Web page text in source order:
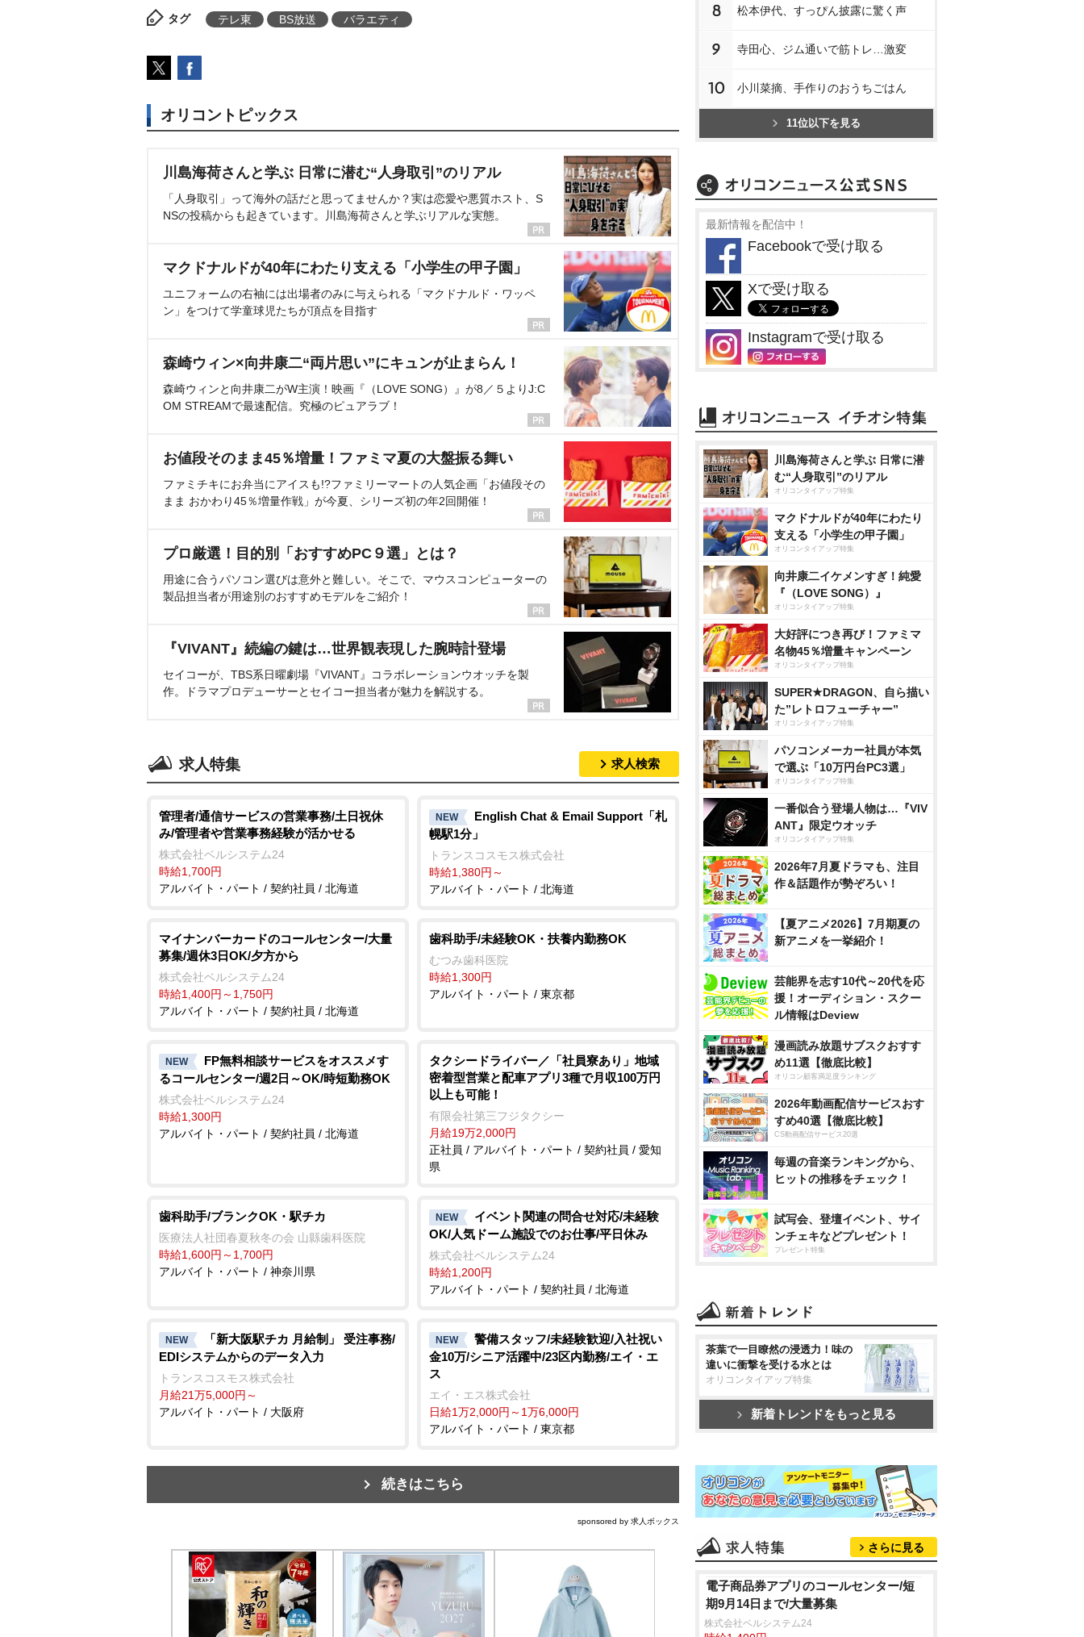
タグ テレ東 BS放送 バラエティ
オリコントピックス
川島海荷さんと学ぶ 日常に潜む“人身取引”のリアル
「人身取引」って海外の話だと思ってませんか？実は恋愛や悪質ホスト、S
NSの投稿からも起きています。川島海荷さんと学ぶリアルな実態。
マクドナルドが40年にわたり支える「小学生の甲子園」
ユニフォームの右袖には出場者のみに与えられる「マクドナルド・ワッペ
ン」をつけて学童球児たちが頂点を目指す
森崎ウィン×向井康二“両片思い”にキュンが止まらん！
森崎ウィンと向井康二がW主演！映画『（LOVE SONG）』が8／５よりJ:C
OM STREAMで最速配信。究極のピュアラブ！
お値段そのまま45％増量！ファミマ夏の大盤振る舞い
ファミチキにお弁当にアイスも!?ファミリーマートの人気企画「お値段その
まま おかわり45％増量作戦」が今夏、シリーズ初の年2回開催！
プロ厳選！目的別「おすすめPC９選」とは？
用途に合うパソコン選びは意外と難しい。そこで、マウスコンピューターの
製品担当者が用途別のおすすめモデルをご紹介！
『VIVANT』続編の鍵は…世界観表現した腕時計登場
セイコーが、TBS系日曜劇場『VIVANT』コラボレーションウオッチを製
作。ドラマプロデューサーとセイコー担当者が魅力を解説する。
求人特集 求人検索
管理者/通信サービスの営業事務/土日祝休
み/管理者や営業事務経験が活かせる
株式会社ベルシステム24
時給1,700円
アルバイト・パート / 契約社員 / 北海道
NEW
English Chat & Email Support「札
幌駅1分」
トランスコスモス株式会社
時給1,380円～
アルバイト・パート / 北海道
マイナンバーカードのコールセンター/大量
募集/週休3日OK/夕方から
株式会社ベルシステム24
時給1,400円～1,750円
アルバイト・パート / 契約社員 / 北海道
歯科助手/未経験OK・扶養内勤務OK
むつみ歯科医院
時給1,300円
アルバイト・パート / 東京都
NEW
FP無料相談サービスをオススメす
るコールセンター/週2日～OK/時短勤務OK
株式会社ベルシステム24
時給1,300円
アルバイト・パート / 契約社員 / 北海道
タクシードライバー／「社員寮あり」地域
密着型営業と配車アプリ3種で月収100万円
以上も可能！
有限会社第三フジタクシー
月給19万2,000円
正社員 / アルバイト・パート / 契約社員 / 愛知
県
歯科助手/ブランクOK・駅チカ
医療法人社団春夏秋冬の会 山縣歯科医院
時給1,600円～1,700円
アルバイト・パート / 神奈川県
NEW
イベント関連の問合せ対応/未経験
OK/人気ドーム施設でのお仕事/平日休み
株式会社ベルシステム24
時給1,200円
アルバイト・パート / 契約社員 / 北海道
NEW
「新大阪駅チカ 月給制」 受注事務/
EDIシステムからのデータ入力
トランスコスモス株式会社
月給21万5,000円～
アルバイト・パート / 大阪府
NEW
警備スタッフ/未経験歓迎/入社祝い
金10万/シニア活躍中/23区内勤務/エイ・エ
ス
エイ・エス株式会社
日給1万2,000円～1万6,000円
アルバイト・パート / 東京都
続きはこちら
sponsored by 求人ボックス
8 松本伊代、すっぴん披露に驚く声
9 寺田心、ジム通いで筋トレ…激変
10 小川菜摘、手作りのおうちごはん
11位以下を見る
最新情報を配信中！
Facebookで受け取る
Xで受け取る
Instagramで受け取る
川島海荷さんと学ぶ 日常に潜
む“人身取引”のリアル
オリコンタイアップ特集
マクドナルドが40年にわたり
支える「小学生の甲子園」
オリコンタイアップ特集
向井康二イケメンすぎ！純愛
『（LOVE SONG）』
オリコンタイアップ特集
大好評につき再び！ファミマ
名物45％増量キャンペーン
オリコンタイアップ特集
SUPER★DRAGON、自ら描い
た”レトロフューチャー”
オリコンタイアップ特集
パソコンメーカー社員が本気
で選ぶ「10万円台PC3選」
オリコンタイアップ特集
一番似合う登場人物は…『VIV
ANT』限定ウオッチ
オリコンタイアップ特集
2026年7月夏ドラマも、注目
作＆話題作が勢ぞろい！
【夏アニメ2026】7月期夏の
新アニメを一挙紹介！
芸能界を志す10代～20代を応
援！オーディション・スクー
ル情報はDeview
漫画読み放題サブスクおすす
め11選【徹底比較】
オリコン顧客満足度ランキング
2026年動画配信サービスおす
すめ40選【徹底比較】
CS動画配信サービス20選
毎週の音楽ランキングから、
ヒットの推移をチェック！
試写会、登壇イベント、サイ
ンチェキなどプレゼント！
プレゼント特集
茶葉で一目瞭然の浸透力！味の
違いに衝撃を受ける水とは
オリコンタイアップ特集
新着トレンドをもっと見る
さらに見る
電子商品券アプリのコールセンター/短
期9月14日まで/大量募集
株式会社ベルシステム24